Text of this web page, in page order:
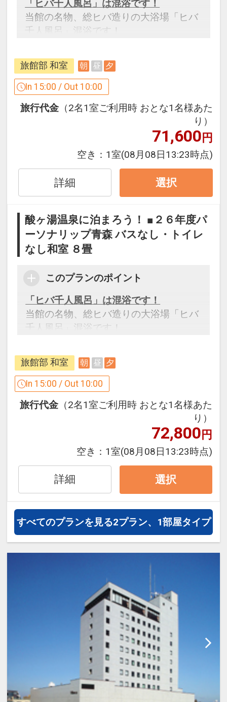
「ヒバ千人風呂」は混浴です！
当館の名物、総ヒバ造りの大浴場「ヒバ
千人風呂」混浴です！
（午前８時～９時、午後８時～９時）
設定期間：2026年4月1日～2027年3月
インターネットコース番号：DP-1-
旅館部 和室 朝 昼 夕
In 15:00 / Out 10:00
旅行代金 （2名1室ご利用時 おとな1名様あた
り）
71,600円
空き： 1室(08月08日13:23時点)
詳細 選択
酸ヶ湯温泉に泊まろう！ ■２６年度パ
ーソナリップ青森 バスなし・トイレ
なし和室 ８畳
このプランのポイント
「ヒバ千人風呂」は混浴です！
当館の名物、総ヒバ造りの大浴場「ヒバ
千人風呂」混浴です！
（午前８時～９時、午後８時～９時）
設定期間：2026年4月1日～2027年3月
インターネットコース番号：DP-1-
旅館部 和室 朝 昼 夕
In 15:00 / Out 10:00
旅行代金 （2名1室ご利用時 おとな1名様あた
り）
72,800円
空き： 1室(08月08日13:23時点)
詳細 選択
すべてのプランを見る2プラン、1部屋タイプ